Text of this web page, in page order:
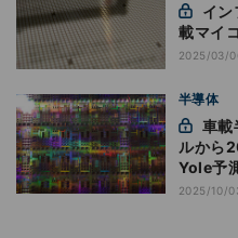
載マイ
2025/03/
半導体
ルから
Yole予
2025/10/